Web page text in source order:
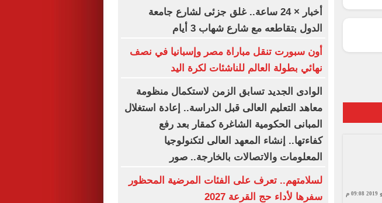
أخبار × 24 ساعة.. غلق جزئى لشارع جامعة
الدول بتقاطعه مع شارع شهاب 3 أيام
أون سبورت تنقل مباراة مصر وإسبانيا في نصف
نهائي بطولة العالم للناشئات لكرة اليد
الوادى الجديد تسابق الزمن لاستكمال منظومة
معاهد التعليم العالى قبل الدراسة.. إعادة استغلال
المبانى الحكومية الشاغرة كمقار بعد رفع
كفاءتها.. إنشاء المعهد العالى لتكنولوجيا
المعلومات والاتصالات بالخارجة.. صور
لسلامتهم.. تعرف على الفئات المرضية المحظور
سفرها لأداء حج القرعة 2027